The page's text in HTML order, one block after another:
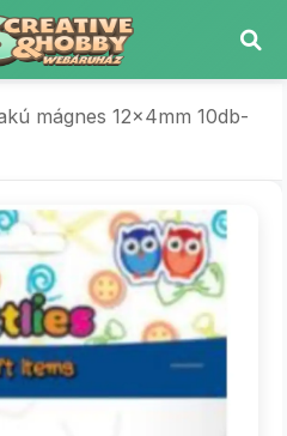
mágnes 12x4mm 10db-